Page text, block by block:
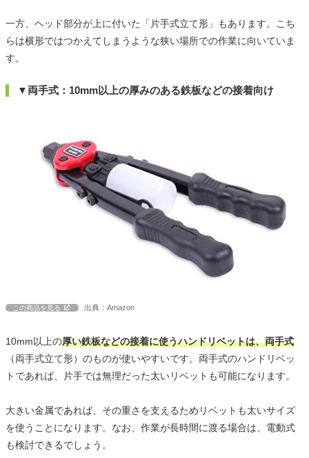
一方、ヘッド部分が上に付いた「片手式立て形」もあります。こち
らは横形ではつかえてしまうような狭い場所での作業に向いていま
す。
▼両手式：10mm以上の厚みのある鉄板などの接着向け
この商品を見る 出典：Amazon
10mm以上の厚い鉄板などの接着に使うハンドリベットは、両手式
（両手式立て形）のものが使いやすいです。両手式のハンドリベッ
トであれば、片手では無理だった太いリベットも可能になります。
大きい金属であれば、その重さを支えるためリベットも太いサイズ
を使うことになります。なお、作業が長時間に渡る場合は、電動式
も検討できるでしょう。